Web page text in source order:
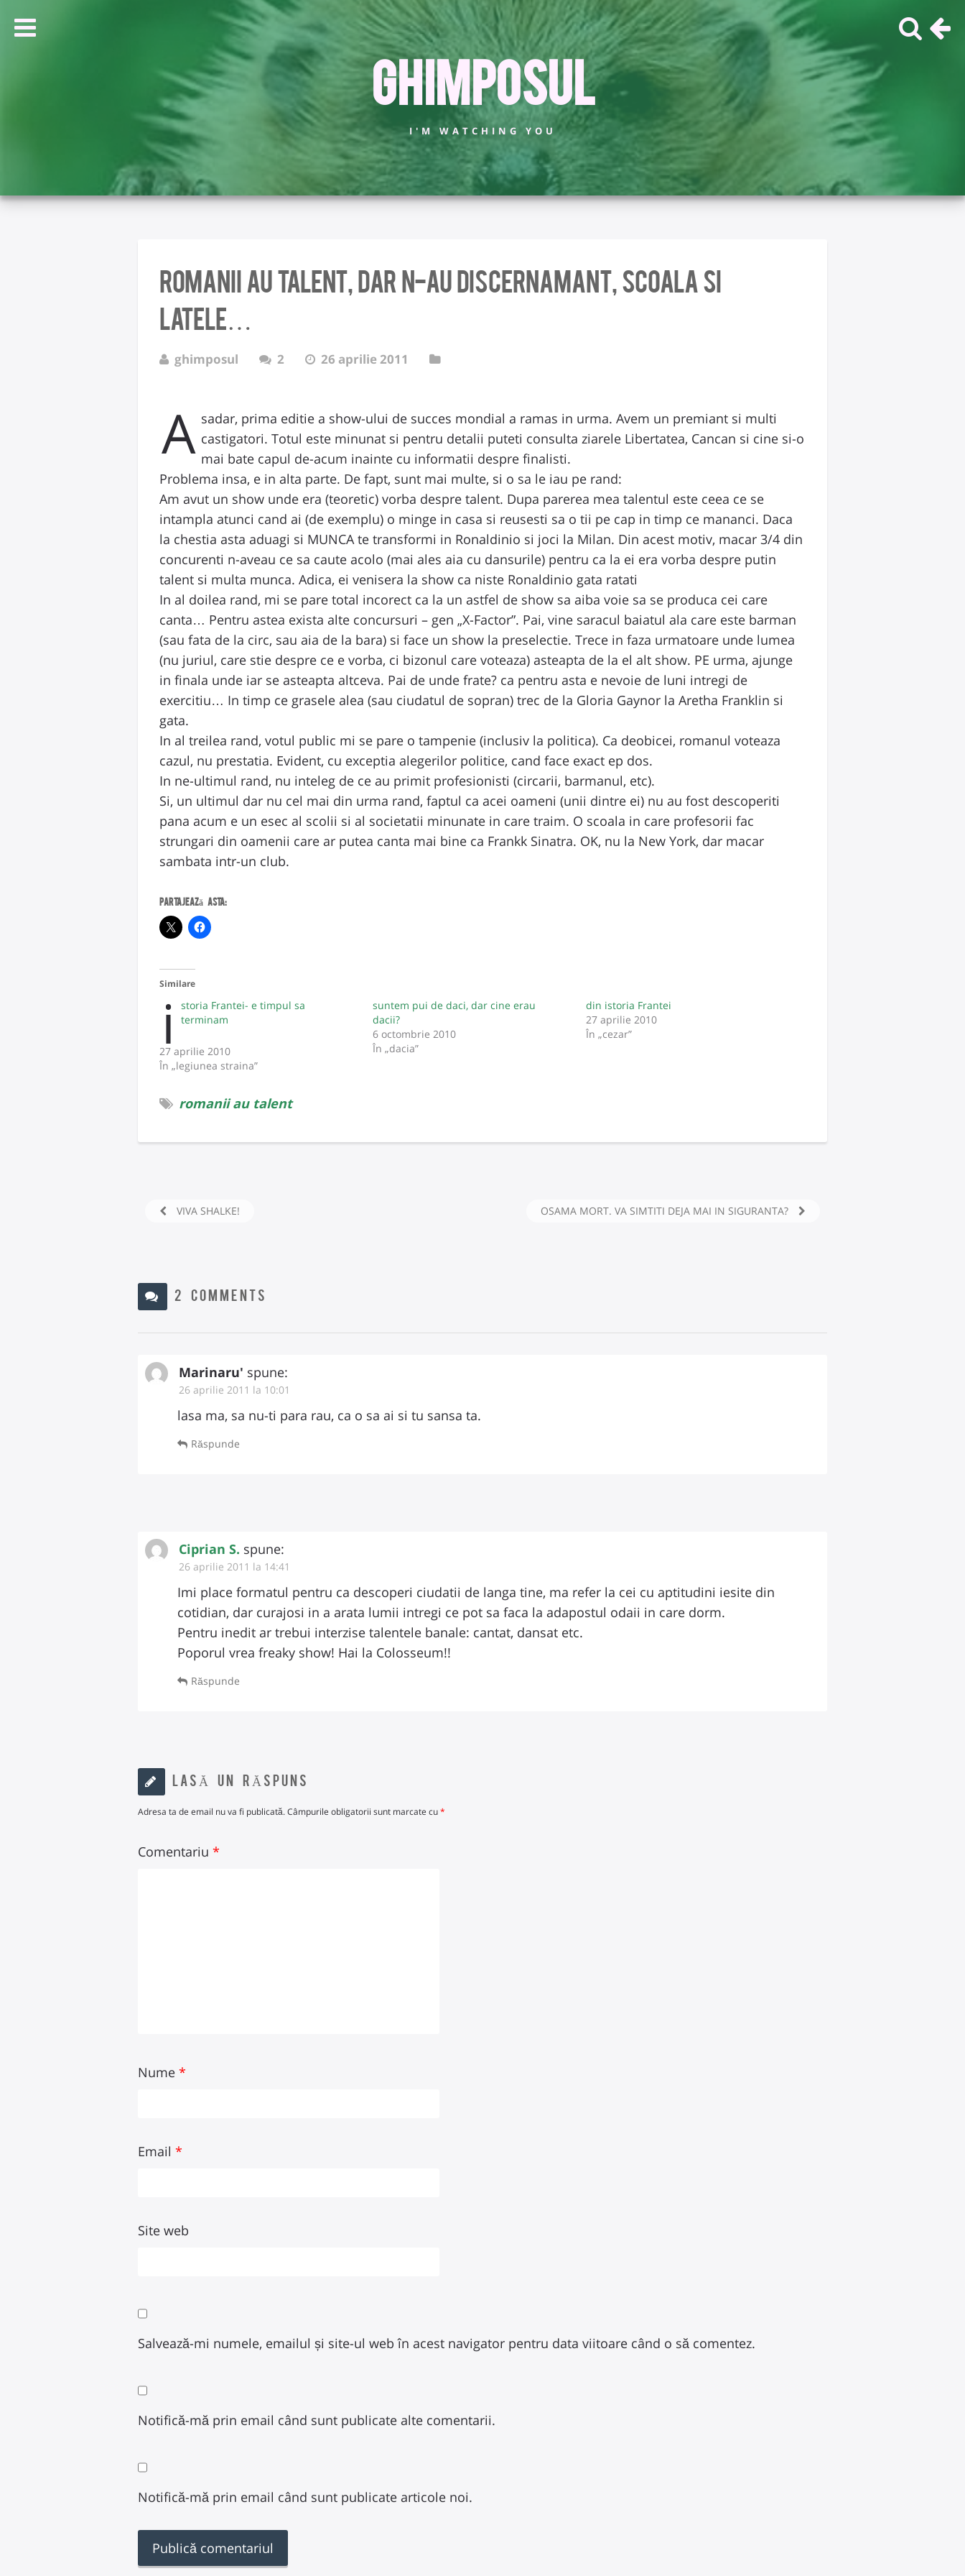
Ghimposul
I'M WATCHING YOU
romanii au talent, dar n-au discernamant, scoala si
latele…
ghimposul 2 26 aprilie 2011
A sadar, prima editie a show-ului de succes mondial a ramas in urma. Avem un premiant si multi
castigatori. Totul este minunat si pentru detalii puteti consulta ziarele Libertatea, Cancan si cine si-o
mai bate capul de-acum inainte cu informatii despre finalisti.
Problema insa, e in alta parte. De fapt, sunt mai multe, si o sa le iau pe rand:
Am avut un show unde era (teoretic) vorba despre talent. Dupa parerea mea talentul este ceea ce se
intampla atunci cand ai (de exemplu) o minge in casa si reusesti sa o tii pe cap in timp ce mananci. Daca
la chestia asta aduagi si MUNCA te transformi in Ronaldinio si joci la Milan. Din acest motiv, macar 3/4 din
concurenti n-aveau ce sa caute acolo (mai ales aia cu dansurile) pentru ca la ei era vorba despre putin
talent si multa munca. Adica, ei venisera la show ca niste Ronaldinio gata ratati
In al doilea rand, mi se pare total incorect ca la un astfel de show sa aiba voie sa se produca cei care
canta… Pentru astea exista alte concursuri – gen „X-Factor”. Pai, vine saracul baiatul ala care este barman
(sau fata de la circ, sau aia de la bara) si face un show la preselectie. Trece in faza urmatoare unde lumea
(nu juriul, care stie despre ce e vorba, ci bizonul care voteaza) asteapta de la el alt show. PE urma, ajunge
in finala unde iar se asteapta altceva. Pai de unde frate? ca pentru asta e nevoie de luni intregi de
exercitiu… In timp ce grasele alea (sau ciudatul de sopran) trec de la Gloria Gaynor la Aretha Franklin si
gata.
In al treilea rand, votul public mi se pare o tampenie (inclusiv la politica). Ca deobicei, romanul voteaza
cazul, nu prestatia. Evident, cu exceptia alegerilor politice, cand face exact ep dos.
In ne-ultimul rand, nu inteleg de ce au primit profesionisti (circarii, barmanul, etc).
Si, un ultimul dar nu cel mai din urma rand, faptul ca acei oameni (unii dintre ei) nu au fost descoperiti
pana acum e un esec al scolii si al societatii minunate in care traim. O scoala in care profesorii fac
strungari din oamenii care ar putea canta mai bine ca Frankk Sinatra. OK, nu la New York, dar macar
sambata intr-un club.
Partajează asta:
Similare
i
storia Frantei- e timpul sa
terminam
27 aprilie 2010
În „legiunea straina”
suntem pui de daci, dar cine erau
dacii?
6 octombrie 2010
În „dacia”
din istoria Frantei
27 aprilie 2010
În „cezar”
romanii au talent
VIVA SHALKE! OSAMA MORT. VA SIMTITI DEJA MAI IN SIGURANTA?
2 COMMENTS
Marinaru' spune:
26 aprilie 2011 la 10:01
lasa ma, sa nu-ti para rau, ca o sa ai si tu sansa ta.
Răspunde
Ciprian S. spune:
26 aprilie 2011 la 14:41
Imi place formatul pentru ca descoperi ciudatii de langa tine, ma refer la cei cu aptitudini iesite din
cotidian, dar curajosi in a arata lumii intregi ce pot sa faca la adapostul odaii in care dorm.
Pentru inedit ar trebui interzise talentele banale: cantat, dansat etc.
Poporul vrea freaky show! Hai la Colosseum!!
Răspunde
LASĂ UN RĂSPUNS
Adresa ta de email nu va fi publicată.Câmpurile obligatorii sunt marcate cu*
Comentariu *
Nume *
Email *
Site web
Salvează-mi numele, emailul și site-ul web în acest navigator pentru data viitoare când o să comentez.
Notifică-mă prin email când sunt publicate alte comentarii.
Notifică-mă prin email când sunt publicate articole noi.